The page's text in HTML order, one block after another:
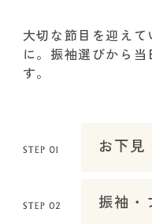
大切な節目を迎え
に。振袖選びから
す。
お下見
振袖・